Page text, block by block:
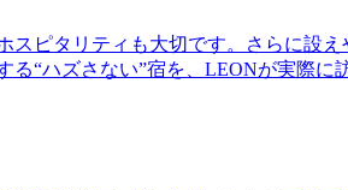
ピタリティも大切です。さらに設
“ハズさない”宿を、LEONが実際に